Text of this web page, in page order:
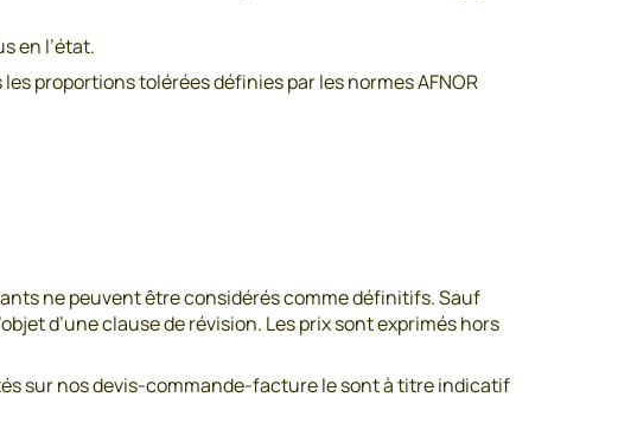
en l’état.
proportions tolérées définies par les normes AFNOR
ne peuvent être considérés comme définitifs. Sauf
d’une clause de révision. Les prix sont exprimés hors
sur nos devis-commande-facture le sont à titre indicatif